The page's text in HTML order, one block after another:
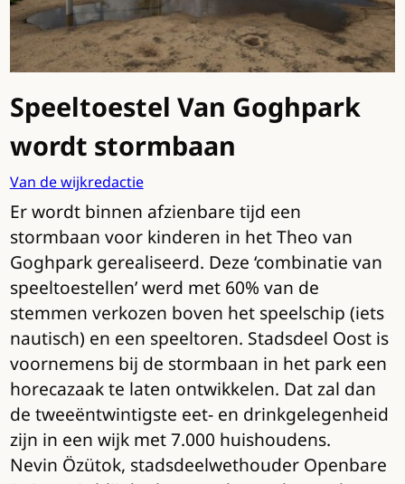
Speeltoestel Van Goghpark
wordt stormbaan
Van de wijkredactie
Er wordt binnen afzienbare tijd een
stormbaan voor kinderen in het Theo van
Goghpark gerealiseerd. Deze ‘combinatie van
speeltoestellen’ werd met 60% van de
stemmen verkozen boven het speelschip (iets
nautisch) en een speeltoren. Stadsdeel Oost is
voornemens bij de stormbaan in het park een
horecazaak te laten ontwikkelen. Dat zal dan
de tweeëntwintigste eet- en drinkgelegenheid
zijn in een wijk met 7.000 huishoudens.
Nevin Özütok, stadsdeelwethouder Openbare